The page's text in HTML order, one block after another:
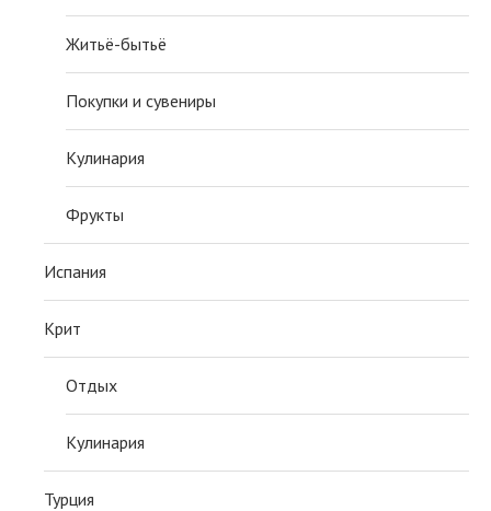
Житьё-бытьё
Покупки и сувениры
Кулинария
Фрукты
Испания
Крит
Отдых
Кулинария
Турция